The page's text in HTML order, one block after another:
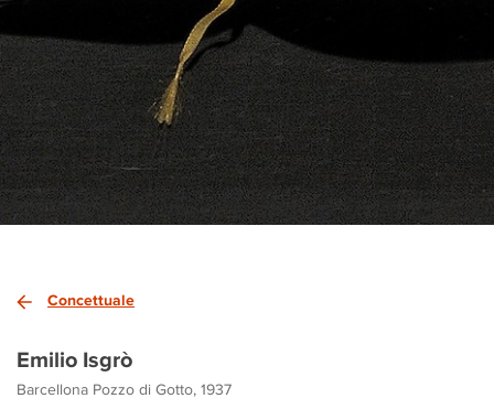
Concettuale
Emilio Isgrò
Barcellona Pozzo di Gotto, 1937